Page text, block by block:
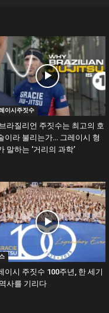
이시주짓수
라질리언 주짓수는 최고의 호
이라 불리는가… 그레이시 형
말하는 ‘거리의 과학’
이시 주짓수 100주년, 한 세기
사를 기리다